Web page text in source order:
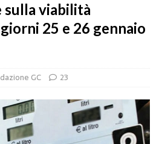
sulla viabilità
25 e 26 gennaio
GC 23